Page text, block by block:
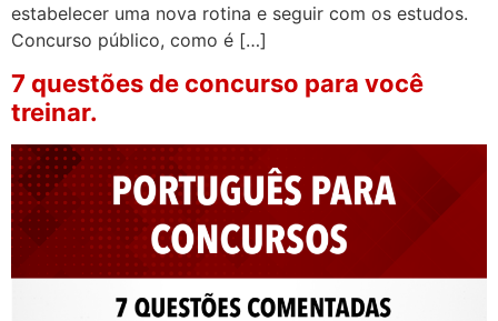
estabelecer uma nova rotina e seguir com os estudos.
Concurso público, como é […]
7 questões de concurso para você
treinar.